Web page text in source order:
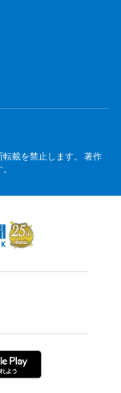
載を禁止します。 著作